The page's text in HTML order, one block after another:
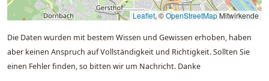
Leaflet, ©OpenStreetMapMitwirkende
Die Daten wurden mit bestem Wissen und Gewissen erhoben, haben
aber keinen Anspruch auf Vollständigkeit und Richtigkeit. Sollten Sie
einen Fehler finden, so bitten wir um Nachricht. Danke